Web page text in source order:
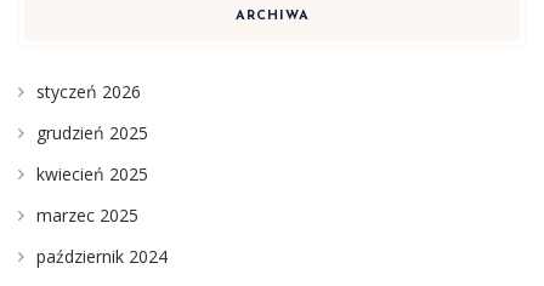
ARCHIWA
styczeń 2026
grudzień 2025
kwiecień 2025
marzec 2025
październik 2024